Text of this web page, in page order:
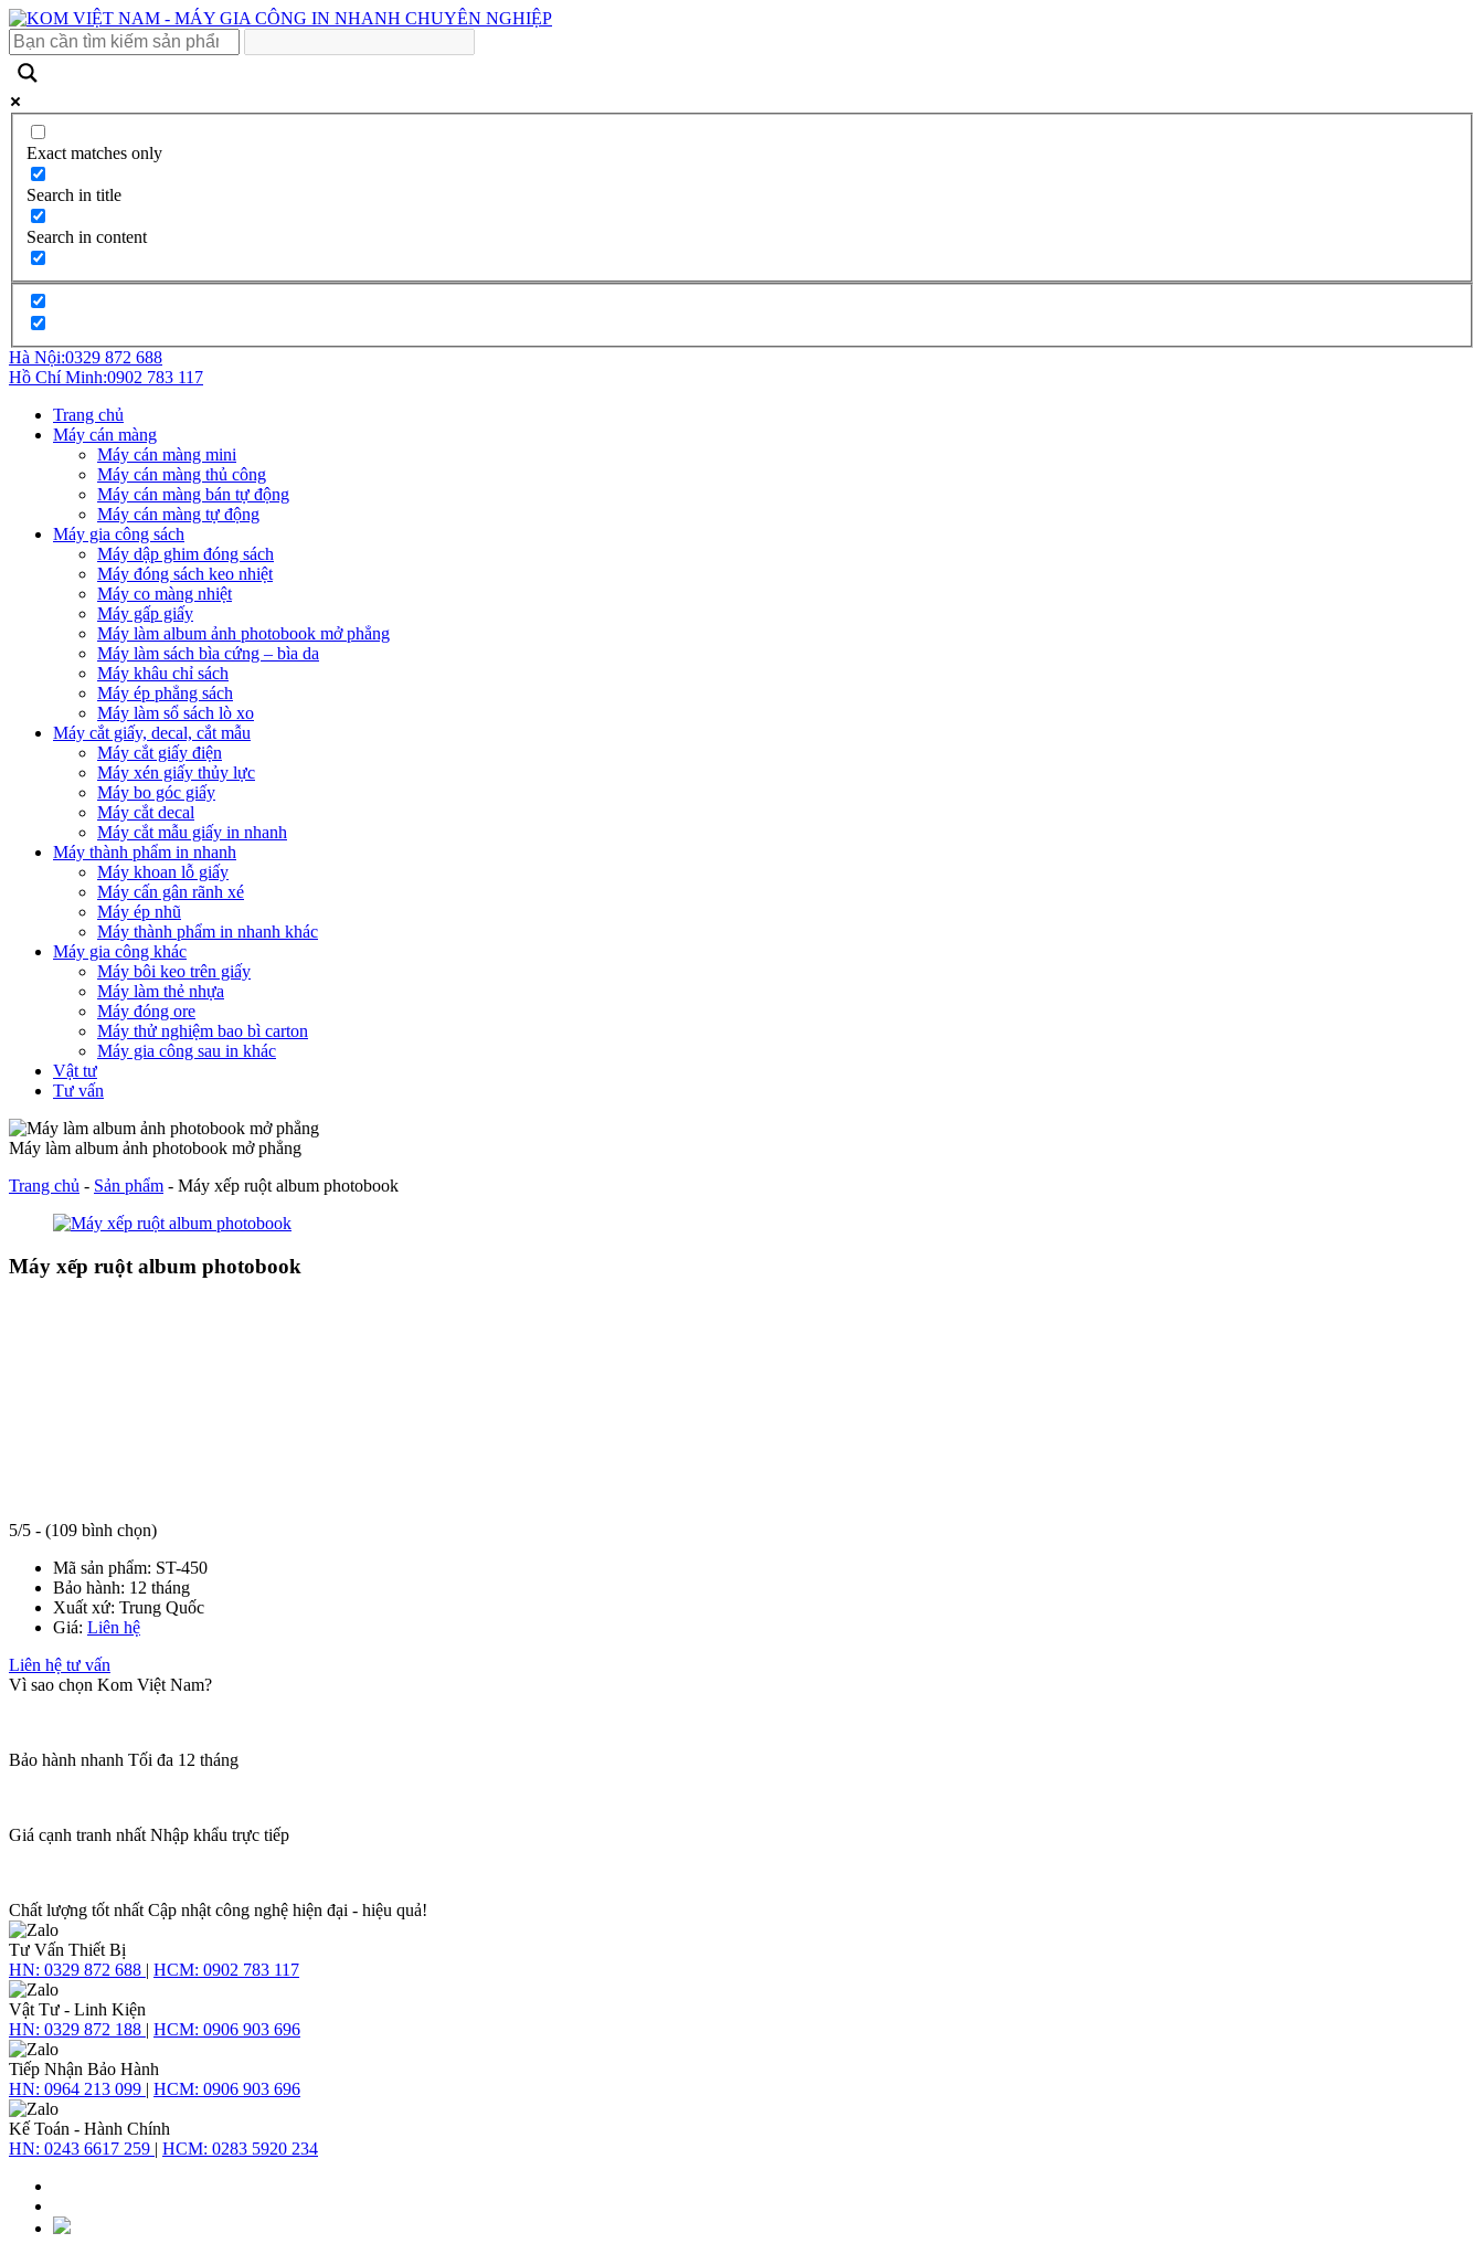
Exact matches only
Search in title
Search in content
Hà Nội:0329 872 688
Hồ Chí Minh:0902 783 117
Trang chủ
Máy cán màng
Máy cán màng mini
Máy cán màng thủ công
Máy cán màng bán tự động
Máy cán màng tự động
Máy gia công sách
Máy dập ghim đóng sách
Máy đóng sách keo nhiệt
Máy co màng nhiệt
Máy gấp giấy
Máy làm album ảnh photobook mở phẳng
Máy làm sách bìa cứng – bìa da
Máy khâu chỉ sách
Máy ép phẳng sách
Máy làm sổ sách lò xo
Máy cắt giấy, decal, cắt mẫu
Máy cắt giấy điện
Máy xén giấy thủy lực
Máy bo góc giấy
Máy cắt decal
Máy cắt mẫu giấy in nhanh
Máy thành phẩm in nhanh
Máy khoan lỗ giấy
Máy cấn gân rãnh xé
Máy ép nhũ
Máy thành phẩm in nhanh khác
Máy gia công khác
Máy bôi keo trên giấy
Máy làm thẻ nhựa
Máy đóng ore
Máy thử nghiệm bao bì carton
Máy gia công sau in khác
Vật tư
Tư vấn
Máy làm album ảnh photobook mở phẳng
Trang chủ - Sản phẩm - Máy xếp ruột album photobook
Máy xếp ruột album photobook
5/5 - (109 bình chọn)
Mã sản phẩm: ST-450
Bảo hành: 12 tháng
Xuất xứ: Trung Quốc
Giá: Liên hệ
Liên hệ tư vấn
Vì sao chọn Kom Việt Nam?
Bảo hành nhanh Tối đa 12 tháng
Giá cạnh tranh nhất Nhập khẩu trực tiếp
Chất lượng tốt nhất Cập nhật công nghệ hiện đại - hiệu quả!
Tư Vấn Thiết Bị
HN: 0329 872 688 | HCM: 0902 783 117
Vật Tư - Linh Kiện
HN: 0329 872 188 | HCM: 0906 903 696
Tiếp Nhận Bảo Hành
HN: 0964 213 099 | HCM: 0906 903 696
Kế Toán - Hành Chính
HN: 0243 6617 259 | HCM: 0283 5920 234